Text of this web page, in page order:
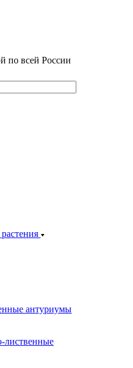
по всей России
антуриумы
лиственные